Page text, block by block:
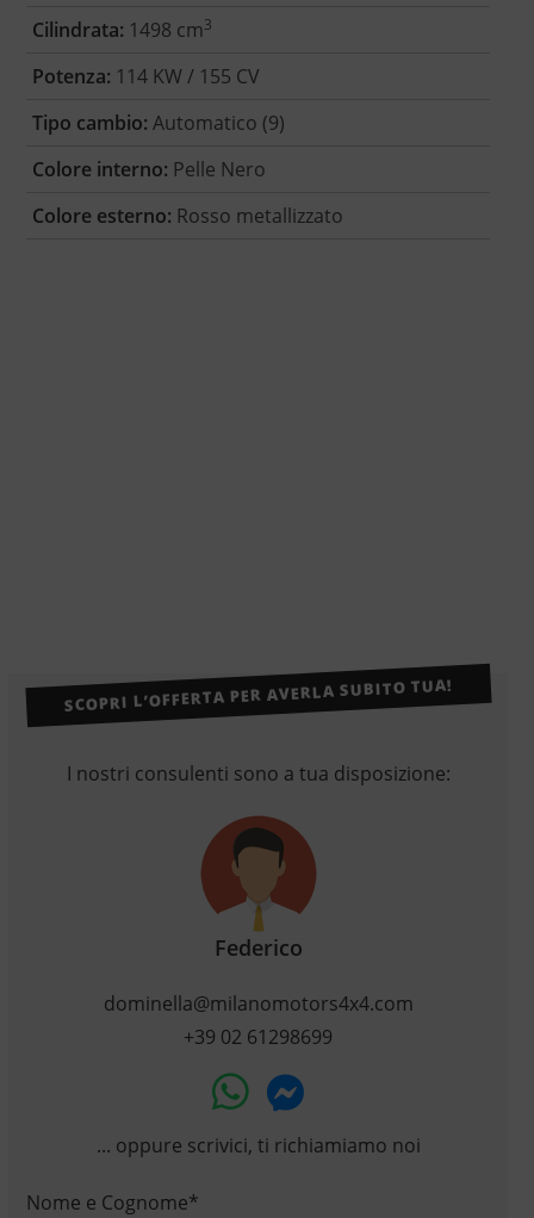
Cilindrata: 1498 cm3
Potenza: 114 KW / 155 CV
Tipo cambio: Automatico (9)
Colore interno: Pelle Nero
Colore esterno: Rosso metallizzato
SCOPRI L’OFFERTA PER AVERLA SUBITO TUA!
I nostri consulenti sono a tua disposizione:
Federico
dominella@milanomotors4x4.com
+39 02 61298699
... oppure scrivici, ti richiamiamo noi
Nome e Cognome*